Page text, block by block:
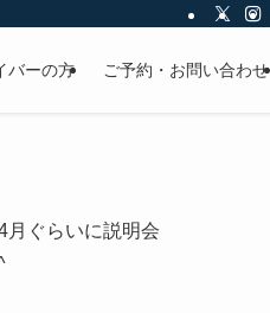
バーの方 ご予約・お問い合わせ
月ぐらいに説明会